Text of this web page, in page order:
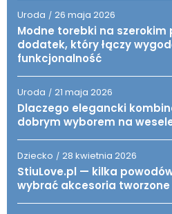
Uroda / 26 maja 2026
Modne torebki na
dodatek, który łączy
funkcjonalność
Uroda / 21 maja 2026
Dlaczego elegancki
dobrym wyborem na
Dziecko / 28 kwietnia 2026
StiuLove.pl — kilka
wybrać akcesoria